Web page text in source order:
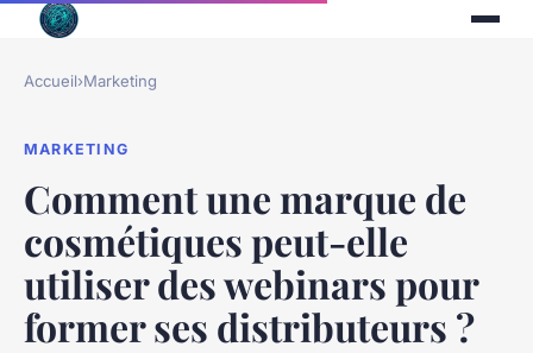
Accueil›Marketing
MARKETING
Comment une marque de
cosmétiques peut-elle
utiliser des webinars pour
former ses distributeurs ?